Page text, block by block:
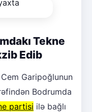
Tekne
Edib
Cem Garipoğlunun
Bodrumda
partisi ilə bağlı